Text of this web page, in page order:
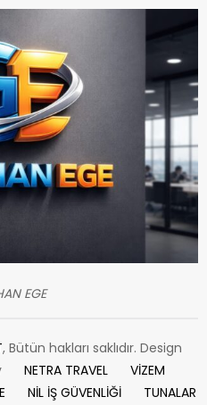
EGE
, Bütün hakları saklıdır. Design
NETRA TRAVEL
VİZEM
NİL İŞ GÜVENLİĞİ
TUNALAR